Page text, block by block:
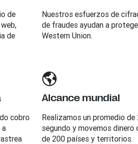
de
de
Nuestros esfuerzos de
de fraudes ayudan a
Western Union.
cobro
Alcance mundial
Realizamos un promedio de
segundo y movemos dinero
de 200 países y territorios.